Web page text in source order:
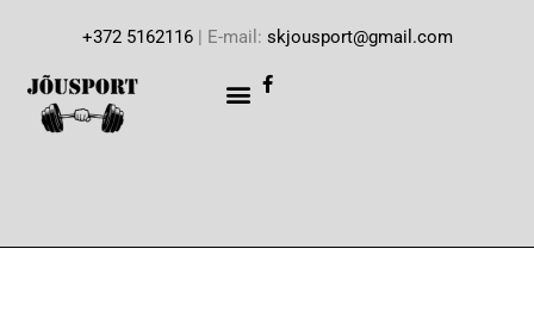
+372 5162116| E-mail: skjousport@gmail.com